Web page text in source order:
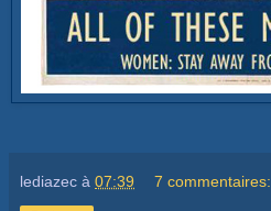
lediazec à 07:39 7 commentaires: